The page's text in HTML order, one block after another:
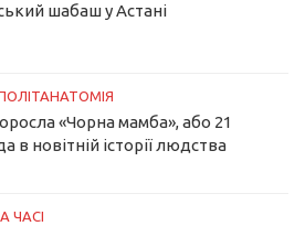
шабаш у Астані
«Чорна мамба», або 21
в новітній історії людства
ЧАСІ